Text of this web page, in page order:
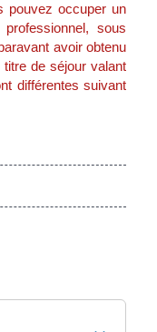
pouvez occuper un
sous
avoir obtenu
de séjour valant
différentes suivant